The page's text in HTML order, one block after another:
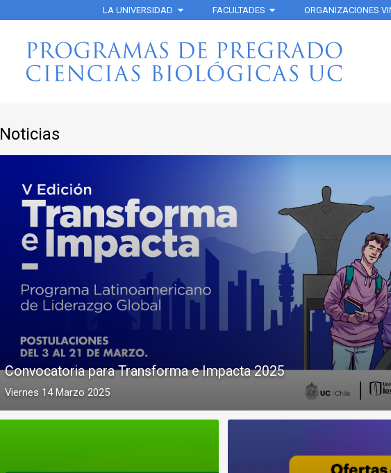
LA UNIVERSIDAD FACULTADES ORGANIZACIONES
Noticias
Convocatoria para Transforma e Impacta 2025
Viernes 14 Marzo 2025